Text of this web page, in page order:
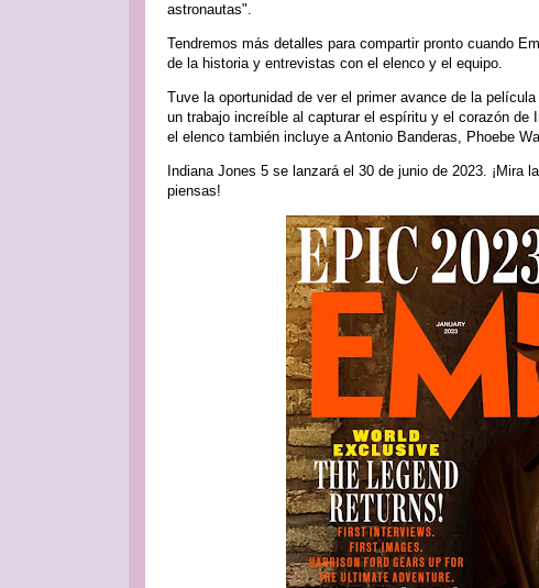
astronautas".
Tendremos más detalles para compartir pronto cuando
de la historia y entrevistas con el elenco y el equipo.
Tuve la oportunidad de ver el primer avance de la
un trabajo increíble al capturar el espíritu y el corazón
el elenco también incluye a Antonio Banderas, Phoebe
Indiana Jones 5 se lanzará el 30 de junio de 2023.
piensas!